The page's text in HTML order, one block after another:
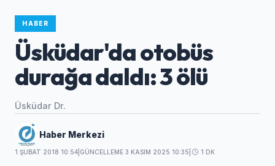
HABER
Üsküdar'da otobüs
durağa daldı: 3 ölü
Üsküdar Dr.
Haber Merkezi
1 ŞUBAT 2018 10:54 GÜNCELLEME 3 KASIM 2025 10:35 1 DK